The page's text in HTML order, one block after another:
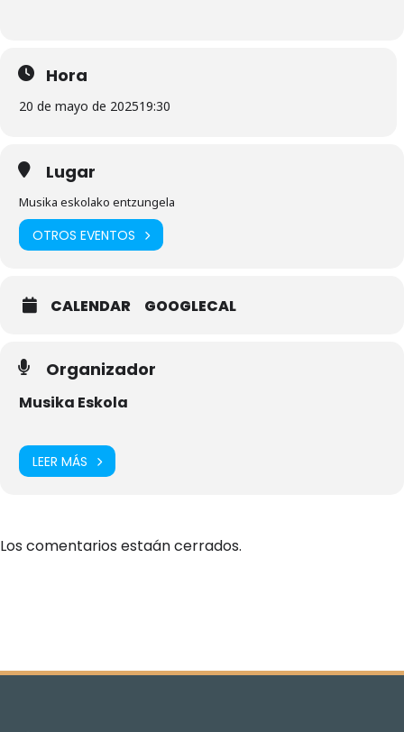
Hora
20 de mayo de 202519:30
Lugar
Musika eskolako entzungela
OTROS EVENTOS
CALENDAR GOOGLECAL
Organizador
Musika Eskola
LEER MÁS
Los comentarios estaán cerrados.